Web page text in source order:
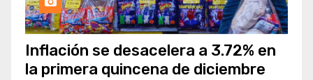
Inflación se desacelera a 3.72% en
la primera quincena de diciembre